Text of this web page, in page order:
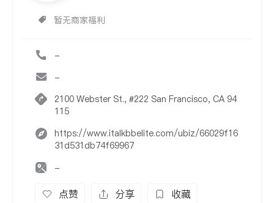
暂无商家福利
-
-
2100 Webster St., #222 San Francisco, CA 94
115
https://www.italkbbelite.com/ubiz/66029f16
31d531db74f69967
-
点赞 分享 收藏